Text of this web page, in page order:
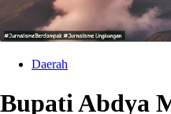
Daerah
Bupati Abdya